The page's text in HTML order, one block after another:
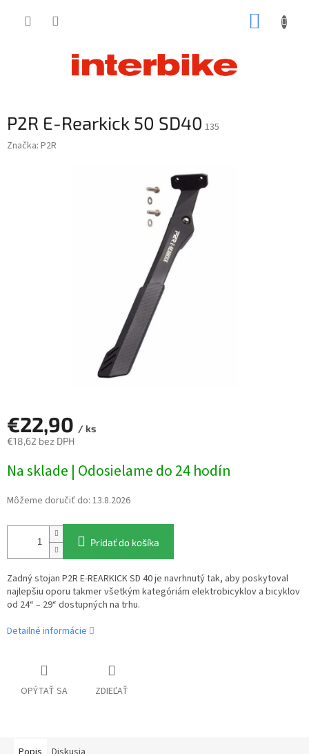
P2R E-Rearkick 50 SD40 135
Značka: P2R
€22,90 / ks
€18,62 bez DPH
cena:
Na sklade | Odosielame do 24 hodín
Môžeme doručiť do: 13.8.2026
Pridať do košíka
Zadný stojan P2R E-REARKICK SD 40 je navrhnutý tak, aby poskytoval
najlepšiu oporu takmer všetkým kategóriám elektrobicyklov a bicyklov
od 24“ – 29“ dostupných na trhu.
Detailné informácie
OPÝTAŤ SA ZDIEĽAŤ